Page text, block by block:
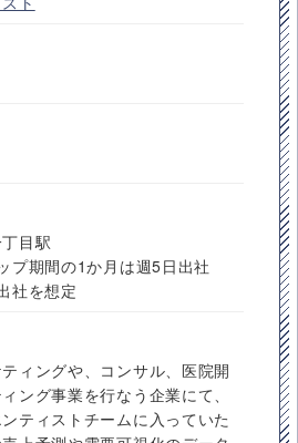
目駅
プ期間の1か月は週5日出社
社を想定
ィングや、コンサル、医院開
ング事業を行なう企業にて、
ティストチームに入っていた